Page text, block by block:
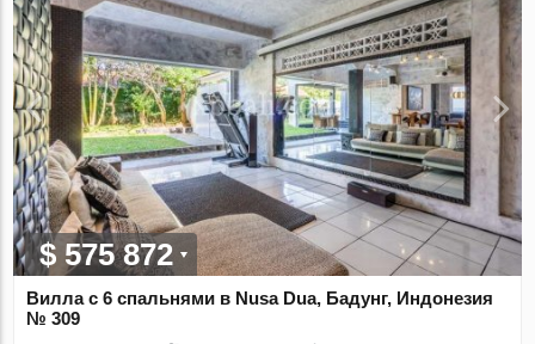
$ 575 872
Вилла с 6 спальнями в Nusa Dua, Бадунг, Индонезия
№ 309